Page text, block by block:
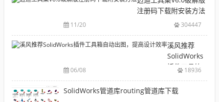
械
软
安
包
载
载|
型
下
载|
附
注册码下载附安装方法
11/20 304447
溪风推荐
SolidWorks
插件工具箱
提高设计效
06/08 18936
SolidWorks管道库routing管道库下载